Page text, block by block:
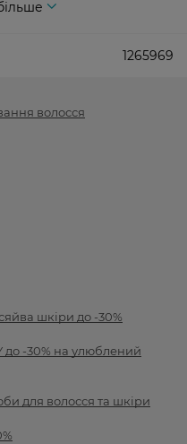
1265969
волосся
шкіри до -30%
до -30% на улюблений
для волосся та шкіри